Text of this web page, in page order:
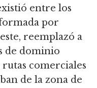
entre los
formada por
reemplazó a
de dominio
comerciales
de la zona de